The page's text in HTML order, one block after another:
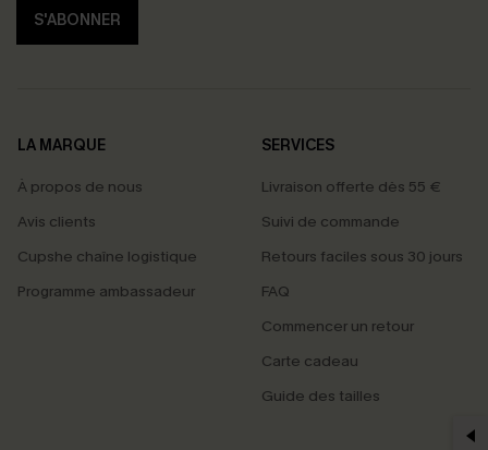
S'ABONNER
LA MARQUE
À propos de nous
Avis clients
Cupshe chaîne logistique
Programme ambassadeur
SERVICES
Livraison offerte dès 55 €
Suivi de commande
Retours faciles sous 30 jours
FAQ
Commencer un retour
Carte cadeau
Guide des tailles
PROFITEZ DE -15%